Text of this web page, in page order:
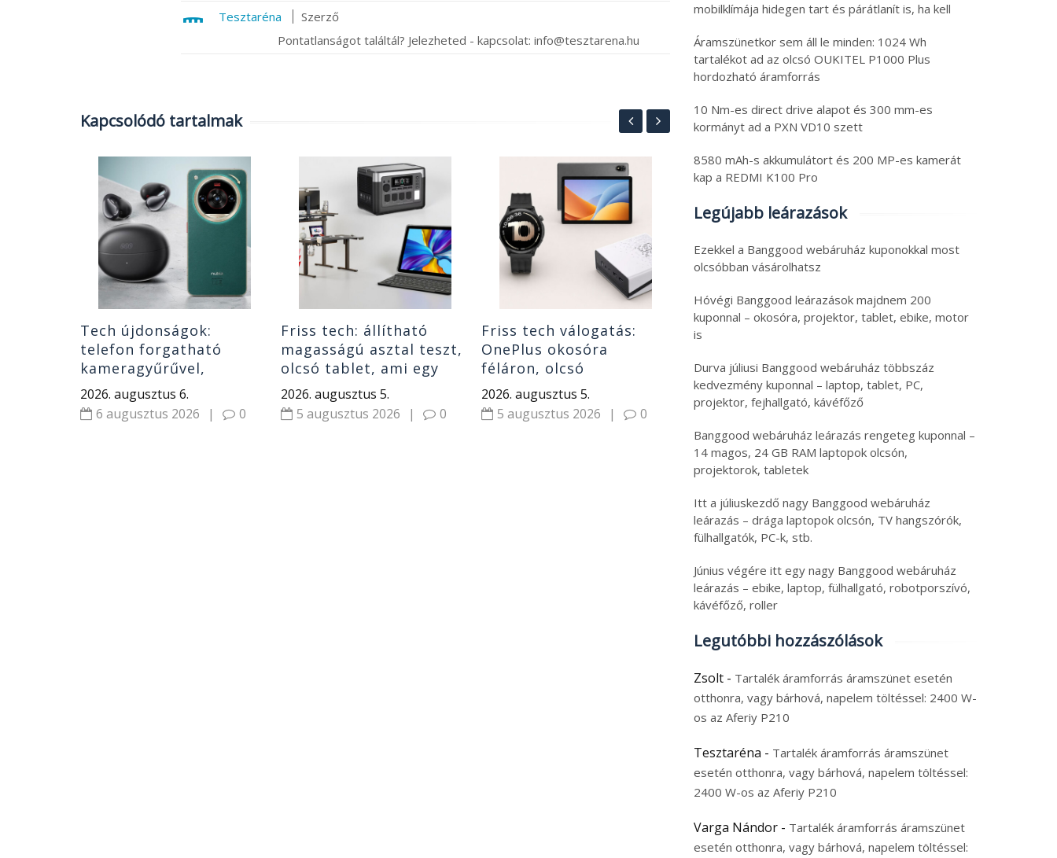
Tesztaréna
Szerző
Pontatlanságot találtál? Jelezheted - kapcsolat: info@tesztarena.hu
Kapcsolódó tartalmak
Tech újdonságok:
telefon forgatható
kameragyűrűvel,
klipszes fülhallgatók
olcsó riválisa és
hordozható monitor
2026. augusztus 6.
6 augusztus 2026
| 0
Friss tech: állítható
magasságú asztal teszt,
olcsó tablet, ami egy
laptop, tartalék
áramforrás, 8580 mAh
Xiaomi
2026. augusztus 5.
5 augusztus 2026
| 0
Friss tech válogatás:
OnePlus okosóra
féláron, olcsó
nyolcmagos Ryzen 7 PC
és Android 16 tablet
2026. augusztus 5.
5 augusztus 2026
| 0
Techkörkép: szuperolcsó
robotporszívó, és
kézikonzol
2026. augusztus 4.
4 augusztus 2026 |
2026. augusztus 4.
mobilklímája hidegen tart és párátlanít is, ha kell
Áramszünetkor sem áll le minden: 1024 Wh
tartalékot ad az olcsó OUKITEL P1000 Plus
hordozható áramforrás
10 Nm-es direct drive alapot és 300 mm-es
kormányt ad a PXN VD10 szett
8580 mAh-s akkumulátort és 200 MP-es kamerát
kap a REDMI K100 Pro
Legújabb leárazások
Ezekkel a Banggood webáruház kuponokkal most
olcsóbban vásárolhatsz
Hóvégi Banggood leárazások majdnem 200
kuponnal – okosóra, projektor, tablet, ebike, motor
is
Durva júliusi Banggood webáruház többszáz
kedvezmény kuponnal – laptop, tablet, PC,
projektor, fejhallgató, kávéfőző
Banggood webáruház leárazás rengeteg kuponnal –
14 magos, 24 GB RAM laptopok olcsón,
projektorok, tabletek
Itt a júliuskezdő nagy Banggood webáruház
leárazás – drága laptopok olcsón, TV hangszórók,
fülhallgatók, PC-k, stb.
Június végére itt egy nagy Banggood webáruház
leárazás – ebike, laptop, fülhallgató, robotporszívó,
kávéfőző, roller
Legutóbbi hozzászólások
Zsolt - Tartalék áramforrás áramszünet esetén
otthonra, vagy bárhová, napelem töltéssel: 2400 W-
os az Aferiy P210
Tesztaréna - Tartalék áramforrás áramszünet
esetén otthonra, vagy bárhová, napelem töltéssel:
2400 W-os az Aferiy P210
Varga Nándor - Tartalék áramforrás áramszünet
esetén otthonra, vagy bárhová, napelem töltéssel: